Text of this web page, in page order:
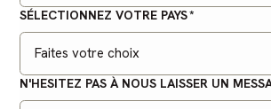
SÉLECTIONNEZ VOTRE PAYS
N'HESITEZ PAS À NOUS LAISSER UN